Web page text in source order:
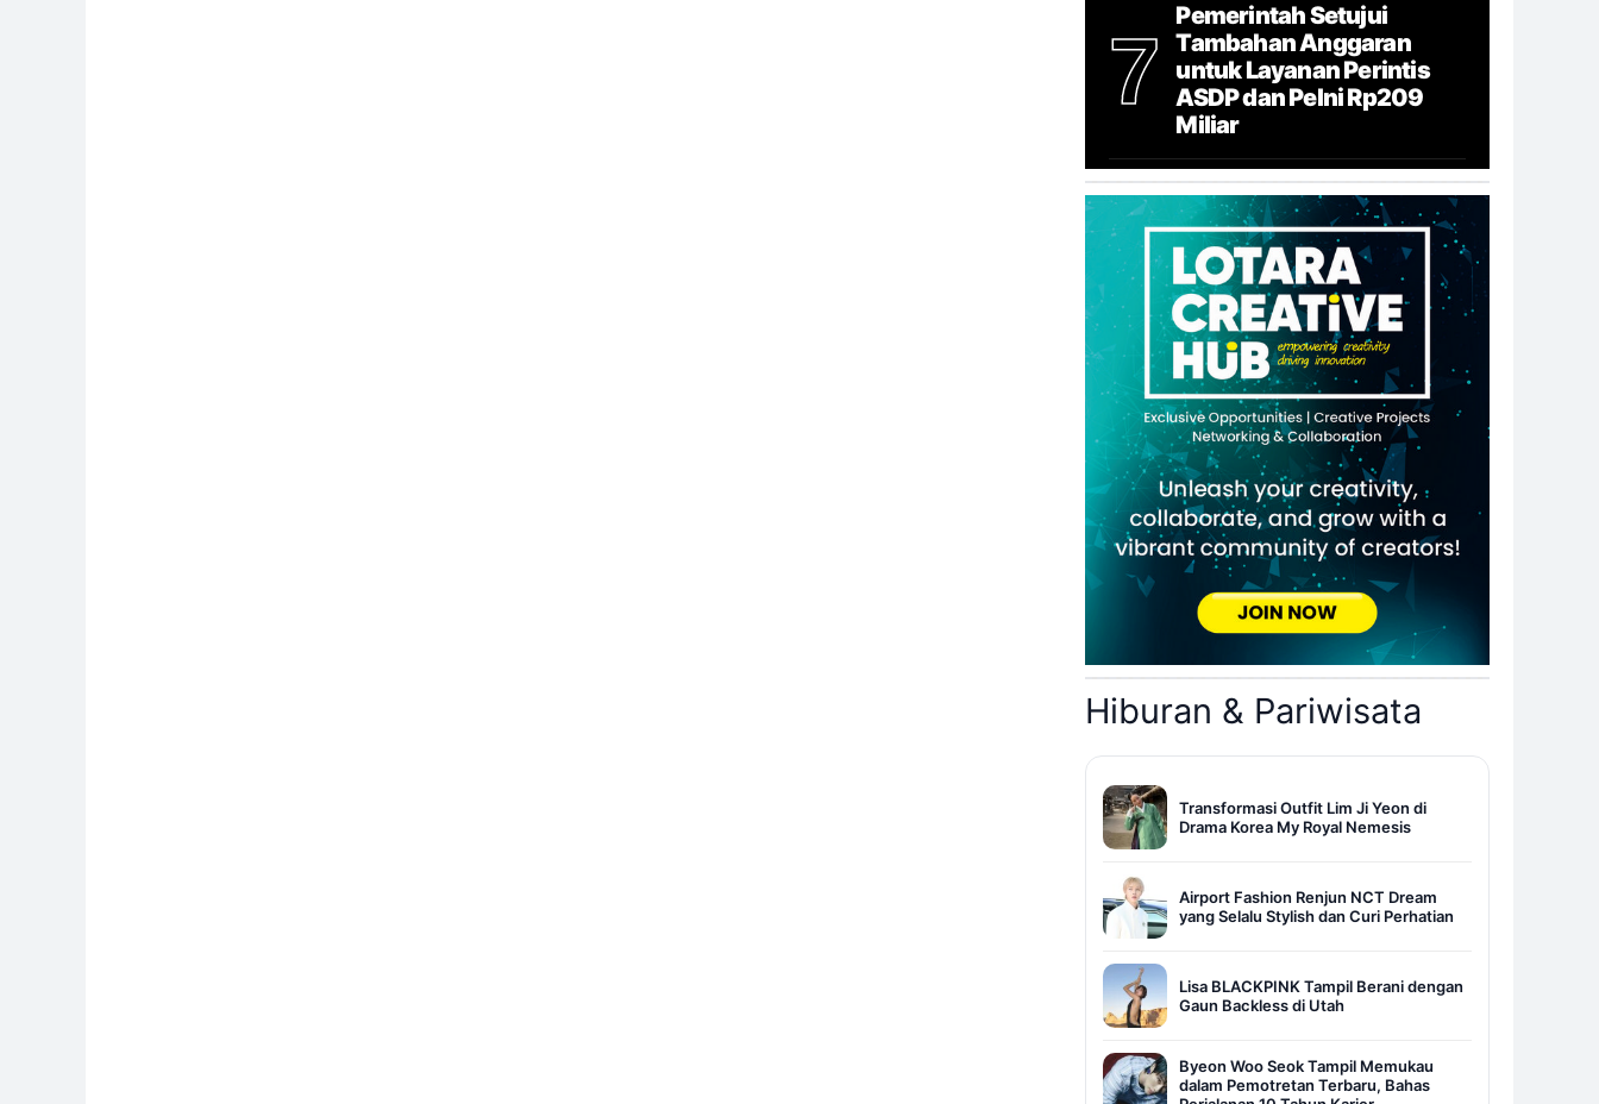
7
Pemerintah Setujui
Tambahan Anggaran
untuk Layanan Perintis
ASDP dan Pelni Rp209
Miliar
Hiburan & Pariwisata
Transformasi Outfit Lim Ji Yeon di
Drama Korea My Royal Nemesis
Airport Fashion Renjun NCT Dream
yang Selalu Stylish dan Curi Perhatian
Lisa BLACKPINK Tampil Berani dengan
Gaun Backless di Utah
Byeon Woo Seok Tampil Memukau
dalam Pemotretan Terbaru, Bahas